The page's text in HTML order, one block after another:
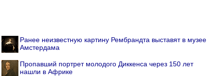
Ранее неизвестную картину Рембрандта выставят в музее
Амстердама
Пропавший портрет молодого Диккенса через 150 лет
нашли в Африке